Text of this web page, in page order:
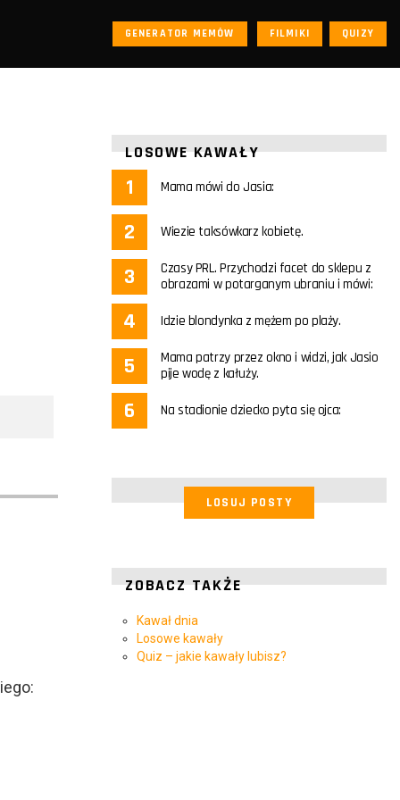
GENERATOR MEMÓW FILMIKI QUIZY
LOSOWE KAWAŁY
Mama mówi do Jasia:
Wiezie taksówkarz kobietę.
Czasy PRL. Przychodzi facet do sklepu z
obrazami w potarganym ubraniu i mówi:
Idzie blondynka z mężem po plaży.
Mama patrzy przez okno i widzi, jak Jasio
pije wodę z kałuży.
Na stadionie dziecko pyta się ojca:
LOSUJ POSTY
ZOBACZ TAKŻE
Kawał dnia
Losowe kawały
Quiz – jakie kawały lubisz?